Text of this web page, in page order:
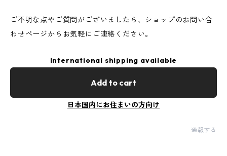
ご不明な点やご質問がございましたら、ショップのお問い合
わせページからお気軽にご連絡ください。
International shipping available
Add to cart
日本国内にお住まいの方向け
通報する